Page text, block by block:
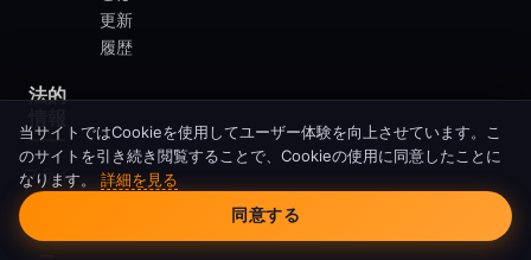
更新
履歴
法的
プライ
バシー
ポリシ
Cookieの同意
当サイトではCookieを使用してユーザー体験を向上させています。こ
のサイトを引き続き閲覧することで、Cookieの使用に同意したことに
なります。 詳細を見る
同意する